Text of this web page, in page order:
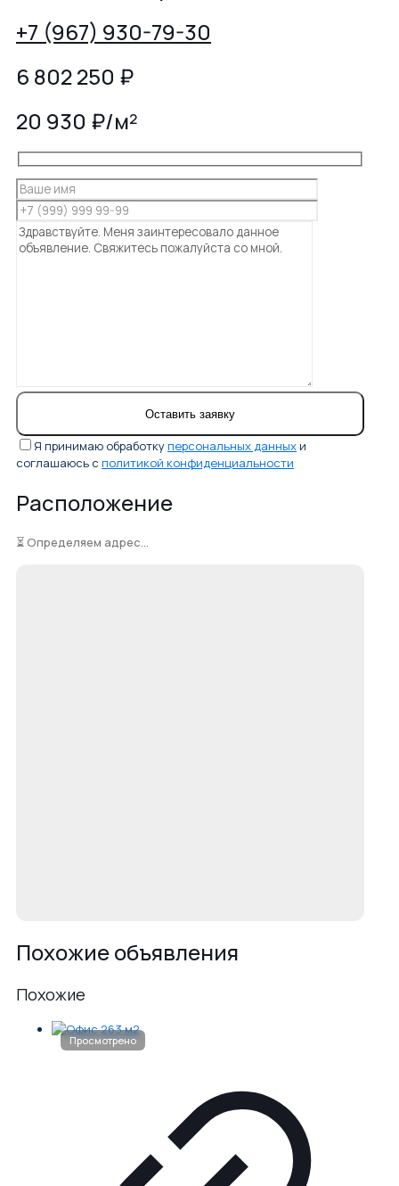
+7 (967) 930-79-30
6 802 250 ₽
20 930 ₽/м²
Я принимаю обработкуперсональных данных и
соглашаюсь с политикой конфиденциальности
Расположение
⏳ Определяем адрес...
Похожие объявления
Похожие